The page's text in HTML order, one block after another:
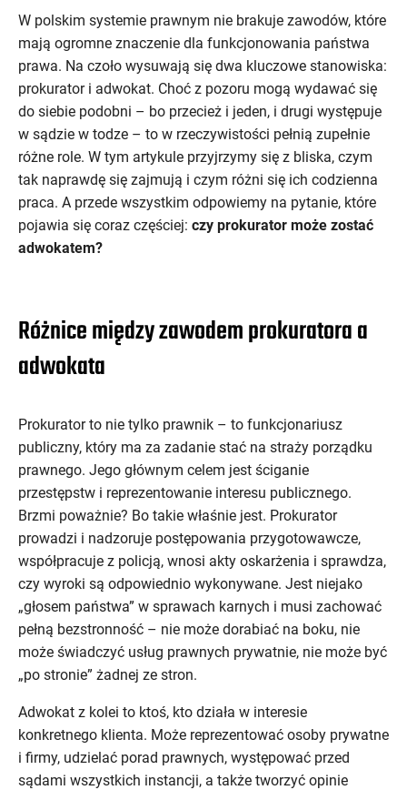
W polskim systemie prawnym nie brakuje zawodów, które
mają ogromne znaczenie dla funkcjonowania państwa
prawa. Na czoło wysuwają się dwa kluczowe stanowiska:
prokurator i adwokat. Choć z pozoru mogą wydawać się
do siebie podobni – bo przecież i jeden, i drugi występuje
w sądzie w todze – to w rzeczywistości pełnią zupełnie
różne role. W tym artykule przyjrzymy się z bliska, czym
tak naprawdę się zajmują i czym różni się ich codzienna
praca. A przede wszystkim odpowiemy na pytanie, które
pojawia się coraz częściej: czy prokurator może zostać
adwokatem?
Różnice między zawodem prokuratora a
adwokata
Prokurator to nie tylko prawnik – to funkcjonariusz
publiczny, który ma za zadanie stać na straży porządku
prawnego. Jego głównym celem jest ściganie
przestępstw i reprezentowanie interesu publicznego.
Brzmi poważnie? Bo takie właśnie jest. Prokurator
prowadzi i nadzoruje postępowania przygotowawcze,
współpracuje z policją, wnosi akty oskarżenia i sprawdza,
czy wyroki są odpowiednio wykonywane. Jest niejako
„głosem państwa” w sprawach karnych i musi zachować
pełną bezstronność – nie może dorabiać na boku, nie
może świadczyć usług prawnych prywatnie, nie może być
„po stronie” żadnej ze stron.
Adwokat z kolei to ktoś, kto działa w interesie
konkretnego klienta. Może reprezentować osoby prywatne
i firmy, udzielać porad prawnych, występować przed
sądami wszystkich instancji, a także tworzyć opinie